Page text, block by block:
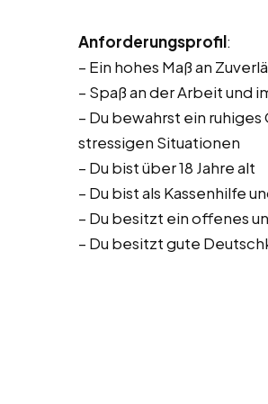
Anforderungsprofil:
– Ein hohes Maß an
– Spaß an der Arbeit und
– Du bewahrst ein
stressigen Situationen
– Du bist über 18 Jahre alt
– Du bist als Kassenhilfe
– Du besitzt ein offenes
– Du besitzt gute